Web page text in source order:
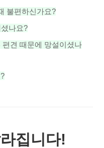
불편하신가요?
나요?
견 때문에 망설이셨나
집니다!